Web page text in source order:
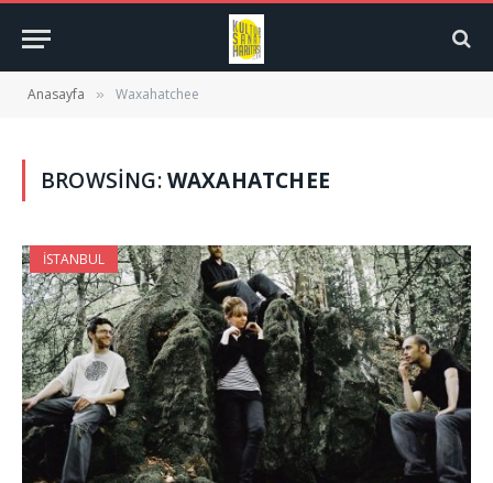
Anasayfa » Waxahatchee
BROWSING:WAXAHATCHEE
İSTANBUL